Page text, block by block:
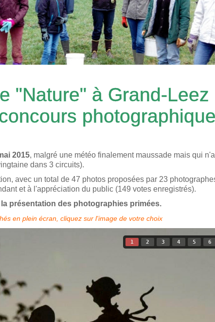
"Nature" à Grand-Leez
2015, malgré une météo finalement maussade mais qui
dans 3 circuits).
avec un total de 47 photos proposées par 23
et à l'appréciation du public (149 votes enregistrés).
présentation des photographies primées.
en plein écran, cliquez sur l'image de votre choix
1 2 3 4 5 6